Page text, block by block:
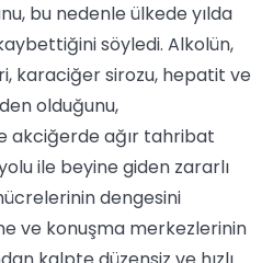
bu nedenle ülkede yılda
söyledi. Alkolün,
karaciğer sirozu, hepatit ve
olduğunu,
akciğerde ağır tahribat
ile beyine giden zararlı
dengesini
ve konuşma merkezlerinin